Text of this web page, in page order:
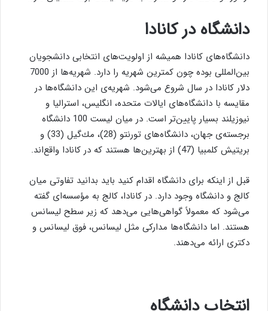
دانشگاه در كانادا
دانشگاه‌های كانادا همیشه از اولویت‌های انتخابی دانشجویان
بین‌المللی بوده چون كمترین شهریه را دارد. شهریه‌ها از 7000
دلار كانادا در سال شروع می‌شود. شهریه‌ی این دانشگاه‌ها در
مقایسه با دانشگاه‌های ایالات متحده، انگلیس، استرالیا و
نیوزیلند بسیار پایین‌تر است. در میان لیست 100 دانشگاه
برجسته‌ی جهان، دانشگاه‌های تورنتو (28)، مك‌گیل (33) و
بریتیش كلمبیا (47) از بهترین‌ها هستند كه در كانادا واقع‌اند.
قبل از اینكه برای دانشگاه اقدام كنید باید بدانید تفاوتی میان
كالج و دانشگاه وجود دارد. در كانادا، كالج به مؤسسه‌ای گفته
می‌شود كه معمولاً گواهی‌هایی می‌دهد كه زیر سطح لیسانس
هستند. اما دانشگاه‌ها مداركی مثل لیسانس، فوق لیسانس و
دكتری ارائه می‌دهند.